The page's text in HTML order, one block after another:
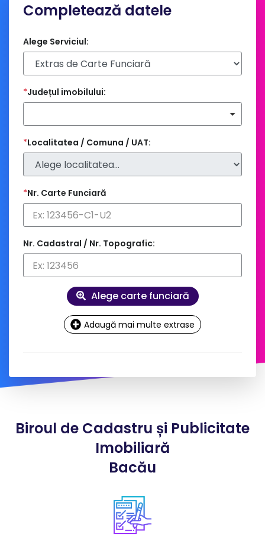
Completează datele
Alege Serviciul:
*Județul imobilului:
*Localitatea / Comuna / UAT:
*Nr. Carte Funciară
Nr. Cadastral / Nr. Topografic:
Alege carte funciară
Adaugă mai multe extrase
Datecontact și facturare
*Nume client:
Biroul de Cadastru și Publicitate
Imobiliară
Bacău